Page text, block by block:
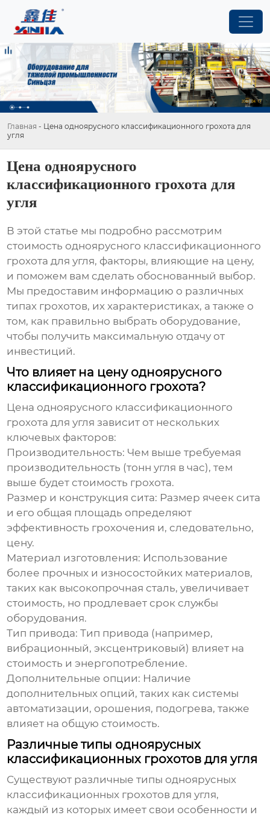
Главная - Цена одноярусного классификационного грохота для
угля
Цена одноярусного
классификационного грохота для
угля
В этой статье мы подробно рассмотрим
стоимость одноярусного классификационного
грохота для угля, факторы, влияющие на цену,
и поможем вам сделать обоснованный выбор.
Мы предоставим информацию о различных
типах грохотов, их характеристиках, а также о
том, как правильно выбрать оборудование,
чтобы получить максимальную отдачу от
инвестиций.
Что влияет на цену одноярусного
классификационного грохота?
Цена одноярусного классификационного
грохота для угля зависит от нескольких
ключевых факторов:
Производительность: Чем выше требуемая
производительность (тонн угля в час), тем
выше будет стоимость грохота.
Размер и конструкция сита: Размер ячеек сита
и его общая площадь определяют
эффективность грохочения и, следовательно,
цену.
Материал изготовления: Использование
более прочных и износостойких материалов,
таких как высокопрочная сталь, увеличивает
стоимость, но продлевает срок службы
оборудования.
Тип привода: Тип привода (например,
вибрационный, эксцентриковый) влияет на
стоимость и энергопотребление.
Дополнительные опции: Наличие
дополнительных опций, таких как системы
автоматизации, орошения, подогрева, также
влияет на общую стоимость.
Различные типы одноярусных
классификационных грохотов для угля
Существуют различные типы одноярусных
классификационных грохотов для угля,
каждый из которых имеет свои особенности и